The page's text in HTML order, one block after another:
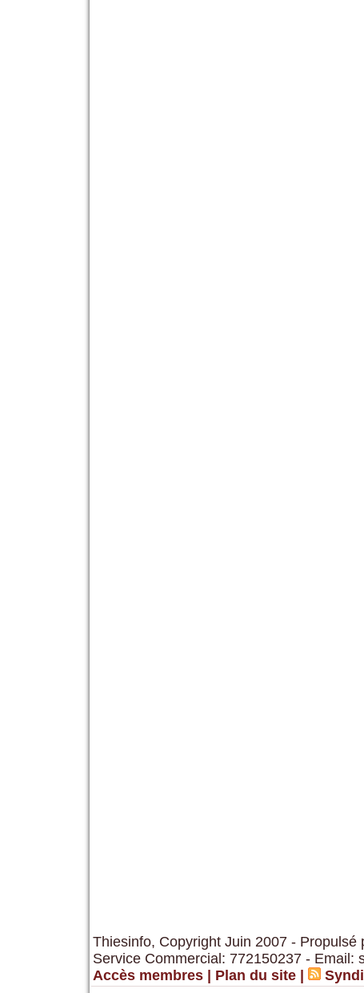
Thiesinfo, Copyright Juin 2007 - Propulsé
Service Commercial: 772150237 - Email:
Accès membres
Plan du site